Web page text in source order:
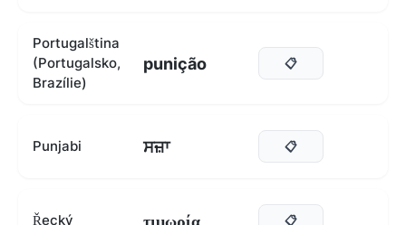
Portugalština
(Portugalsko,
Brazílie)
punição 📋
Punjabi ਸਜ਼ਾ 📋
Řecký τιμωρία 📋